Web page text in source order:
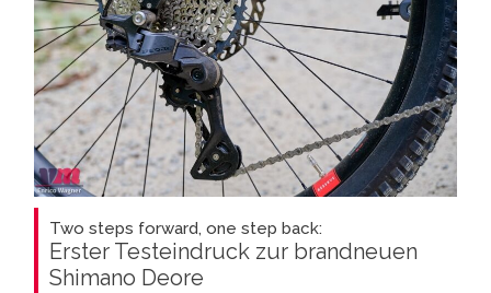
Two steps forward, one step back:
Erster Testeindruck zur brandneuen
Shimano Deore